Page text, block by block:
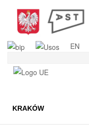
EN
KRAKÓW